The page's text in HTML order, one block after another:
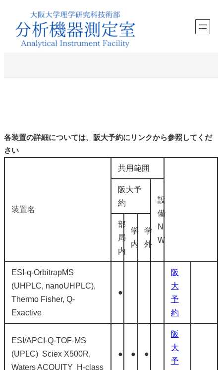
各装置の詳細については、阪大予約にリンクから参照してくだ
さい
装置名
共用範囲
阪大予
約
設
備
N
W
部
局
内
学
内
学
外
ESI-q-OrbitrapMS
(UHPLC, nanoUHPLC),
Thermo Fisher, Q-
Exactive
●
阪
大
予
約
ESI/APCI-Q-TOF-MS
(UPLC) Sciex X500R,
Waters ACQUITY H-class
● ● ●
阪
大
予